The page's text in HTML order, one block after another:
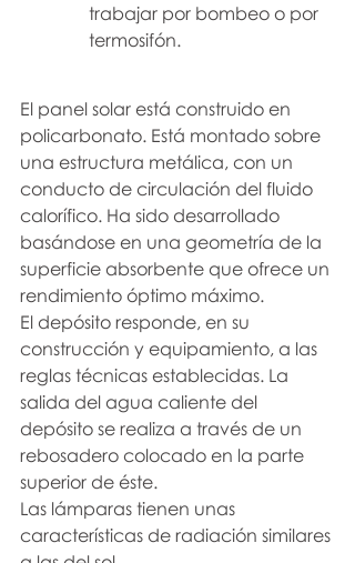
trabajar por bombeo o por
termosifón.
El panel solar está construido en
policarbonato. Está montado sobre
una estructura metálica, con un
conducto de circulación del fluido
calorífico. Ha sido desarrollado
basándose en una geometría de la
superficie absorbente que ofrece un
rendimiento óptimo máximo.
El depósito responde, en su
construcción y equipamiento, a las
reglas técnicas establecidas. La
salida del agua caliente del
depósito se realiza a través de un
rebosadero colocado en la parte
superior de éste.
Las lámparas tienen unas
características de radiación similares